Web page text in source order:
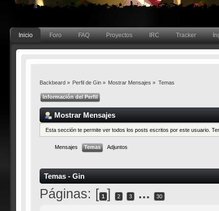
Inicio Foro FAQ Proyectos IRC Tracker
Backbeard» Perfil de Gin» Mostrar Mensajes » Temas
Información del Perfil
Mostrar Mensajes
Esta sección te permite ver todos los posts escritos por este usuario.
Mensajes Temas Adjuntos
Temas - Gin
Páginas: [ 1 ] 2 3 ... 30